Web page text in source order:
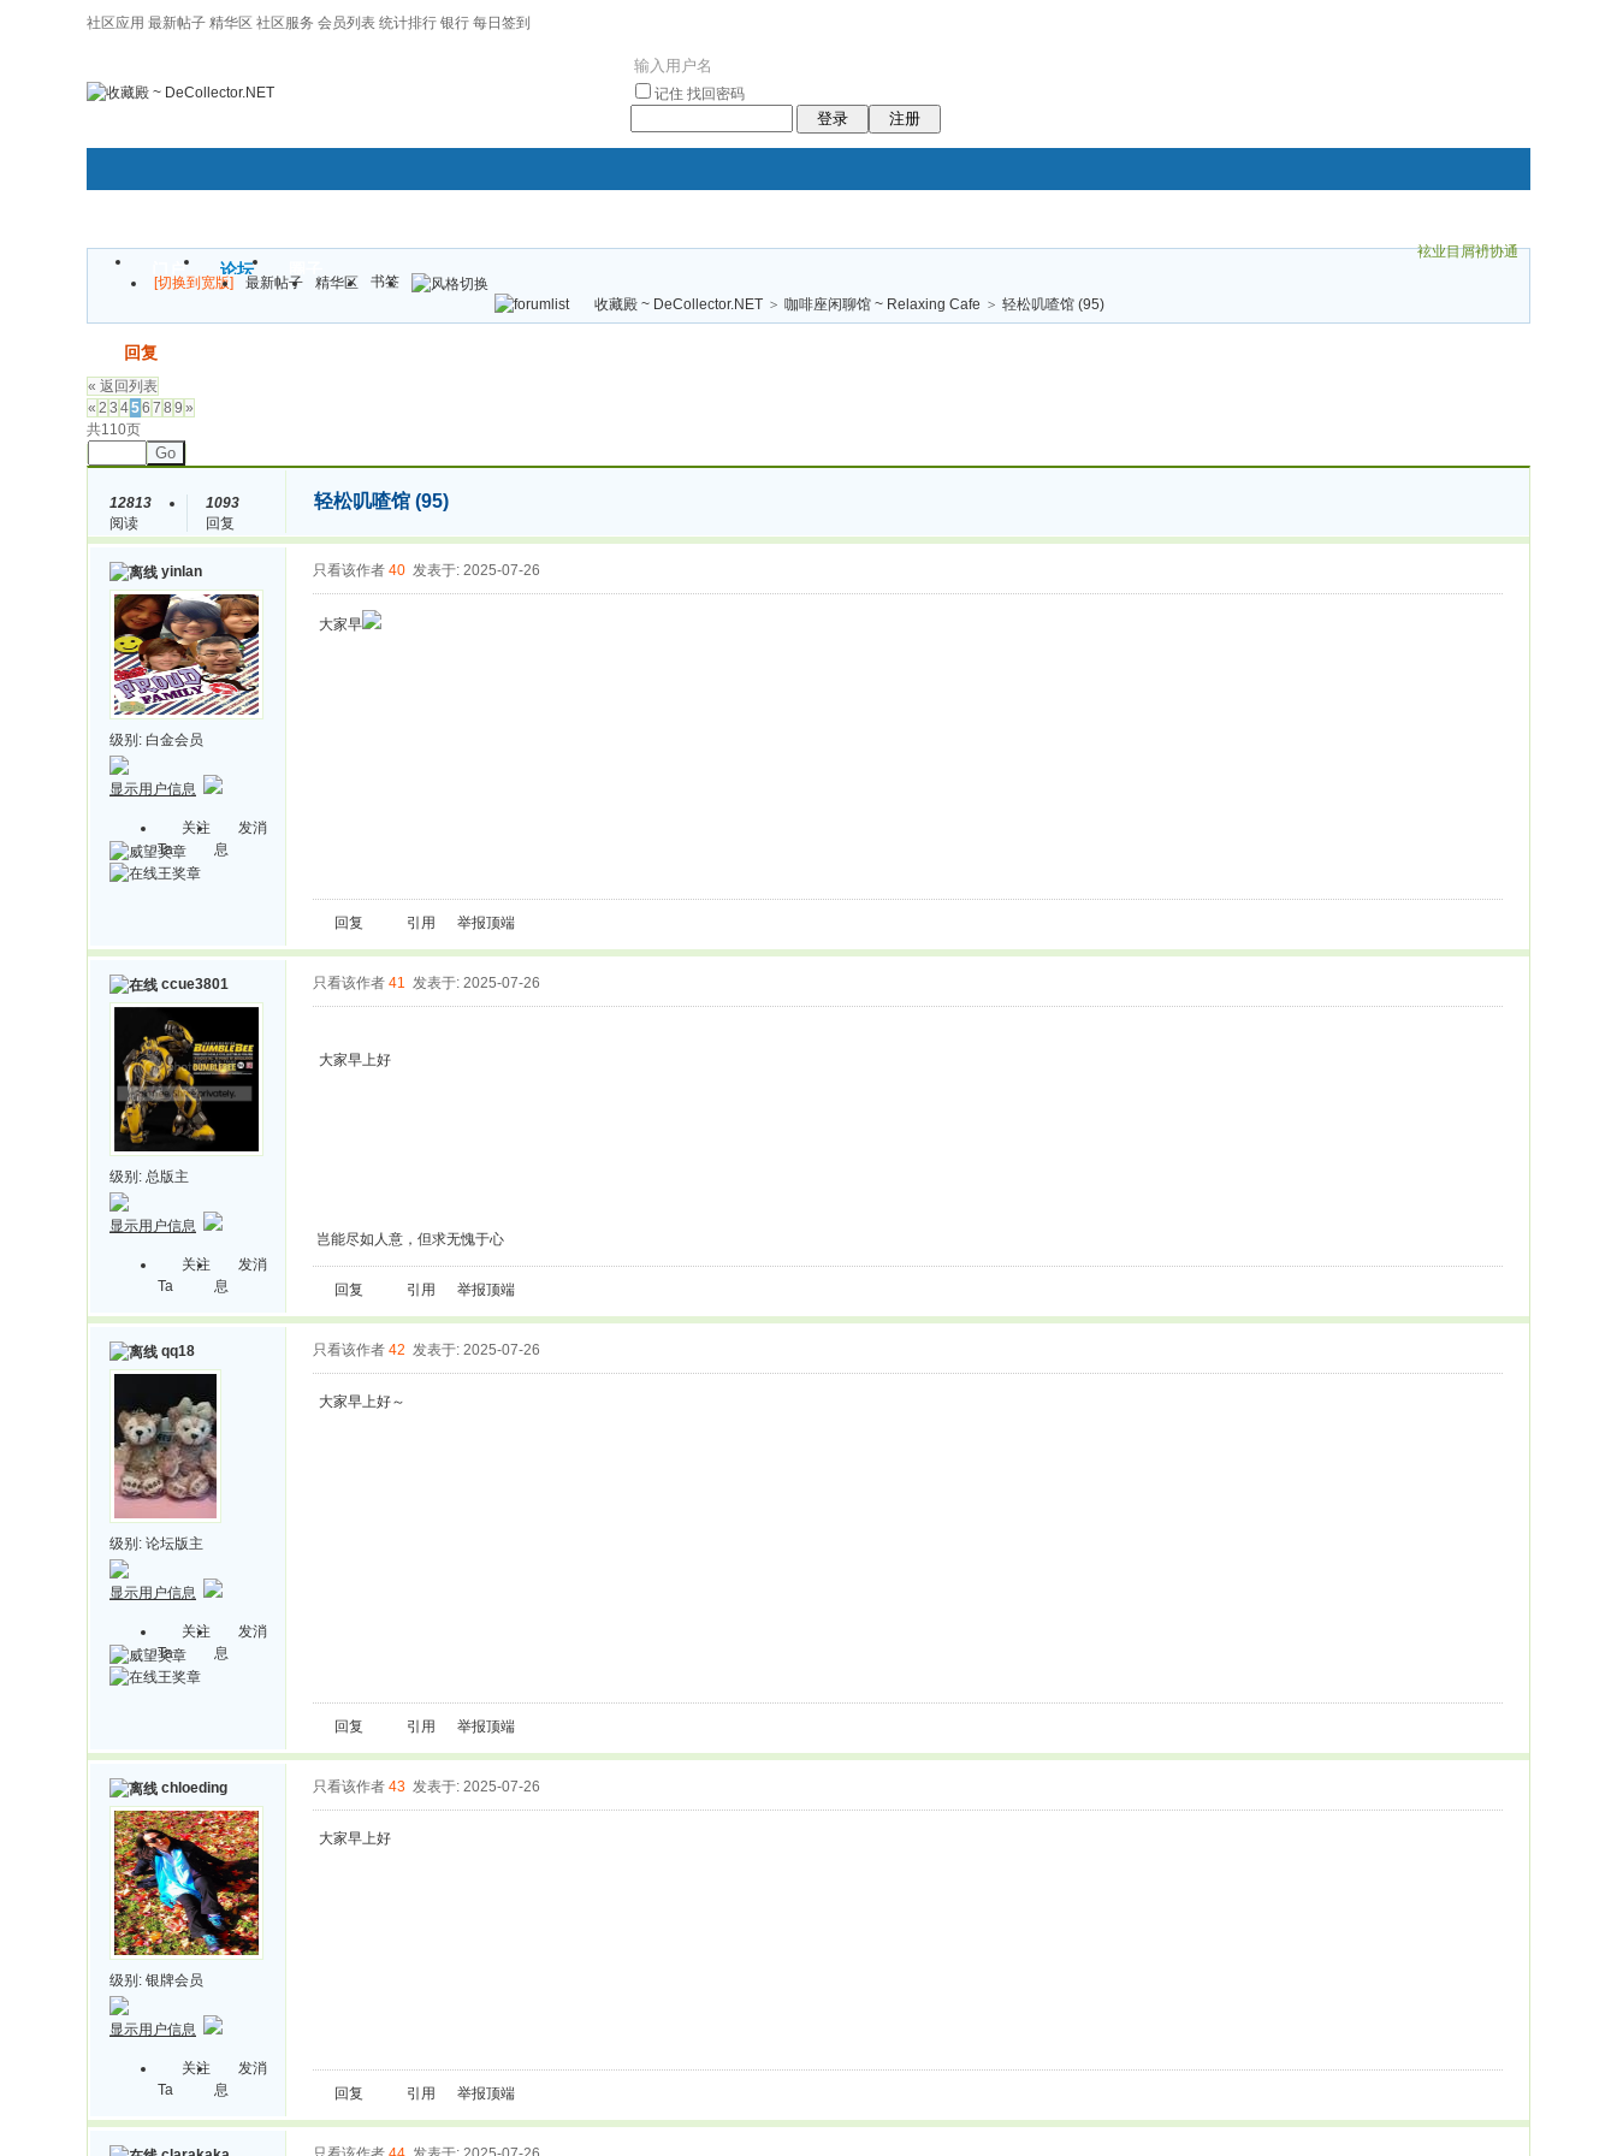
社区应用 最新帖子 精华区 社区服务 会员列表 统计排行 银行 每日签到
记住 找回密码
登录 注册
袨业目屑袇协通
门户 论坛
褔
袠袠袥眩褦
[切换到宽版] 最新帖子 精华区
书签
收藏殿 ~ DeCollector.NET > 咖啡座闲聊馆 ~ Relaxing Cafe > 轻松叽喳馆 (95)
回复
« 返回列表
« 2 3 456 7 8 9 »
共110页
Go
12813
阅读
1093
回复
轻松叽喳馆 (95)
yinlan
级别: 白金会员
显示用户信息
关注
Ta
发消
息
只看该作者 40 发表于: 2025-07-26
大家早
回复 引用 举报顶端
ccue3801
级别: 总版主
显示用户信息
关注
Ta
发消
息
只看该作者 41 发表于: 2025-07-26
大家早上好
岂能尽如人意，但求无愧于心
回复 引用 举报顶端
qq18
级别: 论坛版主
显示用户信息
关注
Ta
发消
息
只看该作者 42 发表于: 2025-07-26
大家早上好～
回复 引用 举报顶端
chloeding
级别: 银牌会员
显示用户信息
关注
Ta
发消
息
只看该作者 43 发表于: 2025-07-26
大家早上好
回复 引用 举报顶端